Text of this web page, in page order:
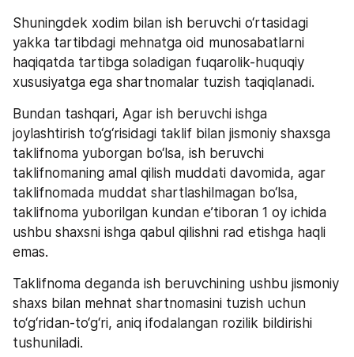
Shuningdek xodim bilan ish beruvchi o‘rtasidagi
yakka tartibdagi mehnatga oid munosabatlarni
haqiqatda tartibga soladigan fuqarolik-huquqiy
xususiyatga ega shartnomalar tuzish taqiqlanadi.
Bundan tashqari, Agar ish beruvchi ishga
joylashtirish to‘g‘risidagi taklif bilan jismoniy shaxsga
taklifnoma yuborgan bo‘lsa, ish beruvchi
taklifnomaning amal qilish muddati davomida, agar
taklifnomada muddat shartlashilmagan bo‘lsa,
taklifnoma yuborilgan kundan e’tiboran 1 oy ichida
ushbu shaxsni ishga qabul qilishni rad etishga haqli
emas.
Taklifnoma deganda ish beruvchining ushbu jismoniy
shaxs bilan mehnat shartnomasini tuzish uchun
to‘g‘ridan-to‘g‘ri, aniq ifodalangan rozilik bildirishi
tushuniladi.